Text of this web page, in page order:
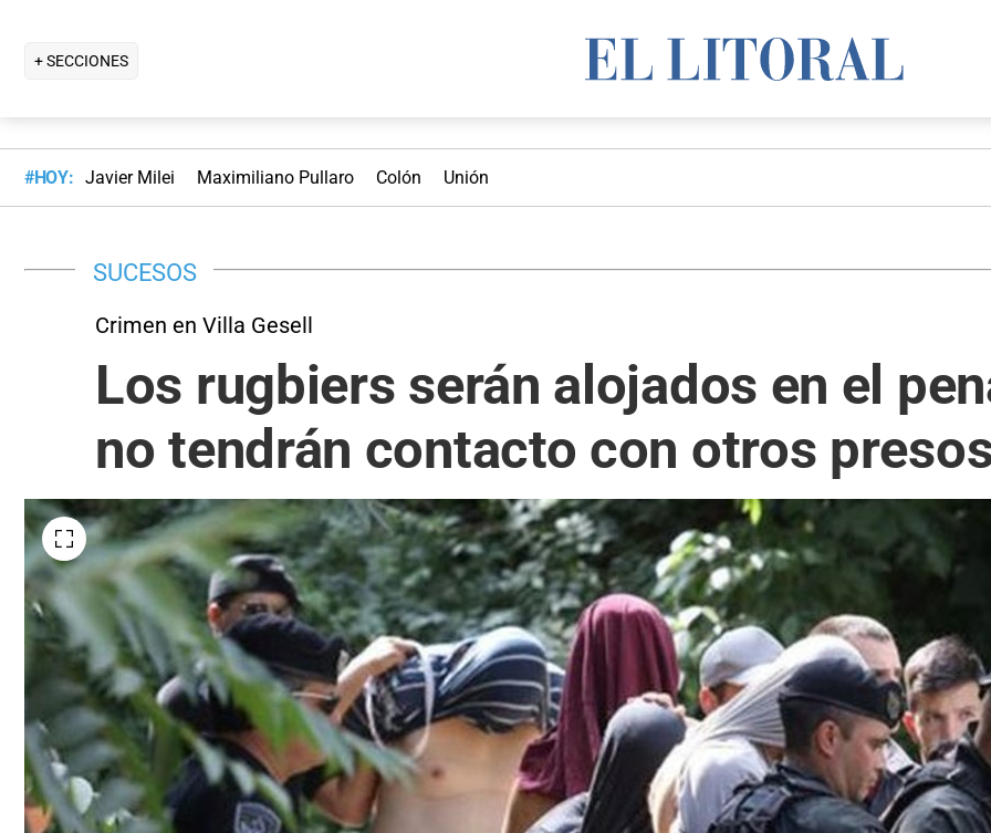
+ SECCIONES
#HOY: Javier Milei Maximiliano Pullaro Colón Unión
SUCESOS
Crimen en Villa Gesell
Los rugbiers serán alojados en el
no tendrán contacto con otros